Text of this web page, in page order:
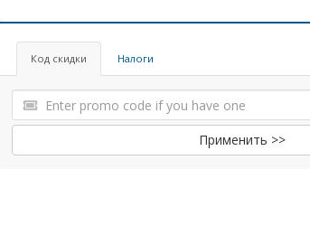
Код скидки Налоги
Применить >>